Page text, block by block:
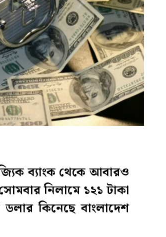
ব্যাংক থেকে আবারও
নিলামে ১২১ টাকা
কিনেছে বাংলাদেশ